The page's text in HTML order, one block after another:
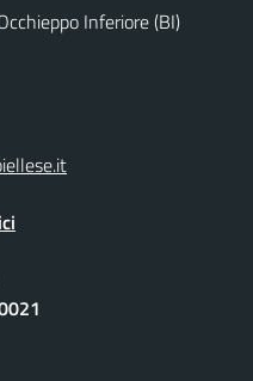
Inferiore (BI)